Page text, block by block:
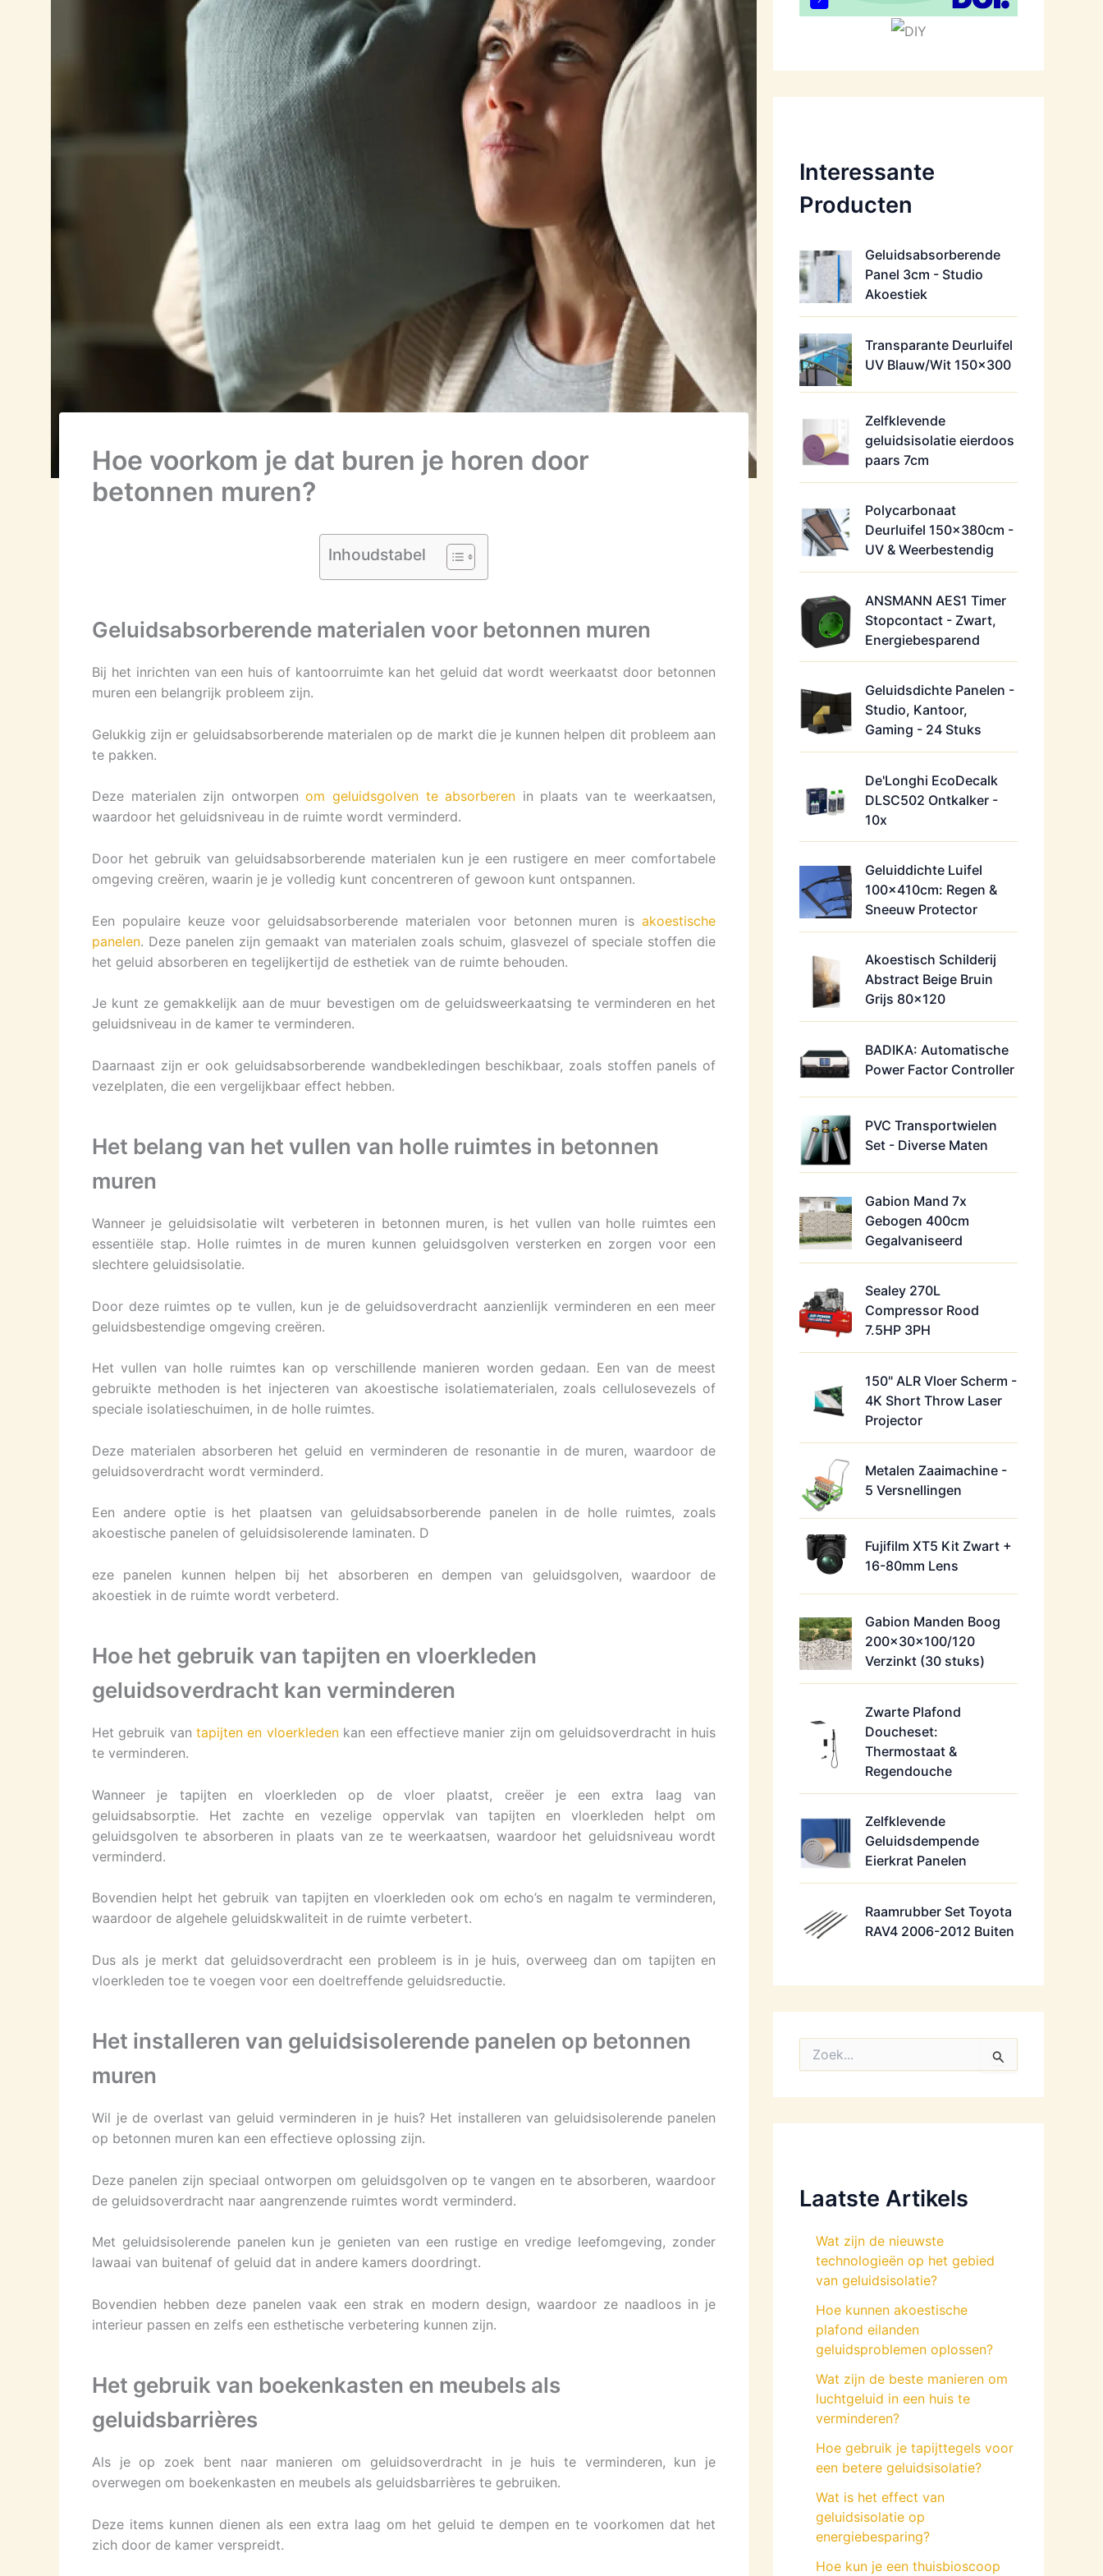
Hoe voorkom je dat buren je horen door
betonnen muren?
Inhoudstabel
Geluidsabsorberende materialen voor betonnen muren
Bij het inrichten van een huis of kantoorruimte kan het geluid dat wordt weerkaatst door betonnen
muren een belangrijk probleem zijn.
Gelukkig zijn er geluidsabsorberende materialen op de markt die je kunnen helpen dit probleem aan
te pakken.
Deze materialen zijn ontworpenom geluidsgolven te absorberen in plaats van te weerkaatsen,
waardoor het geluidsniveau in de ruimte wordt verminderd.
Door het gebruik van geluidsabsorberende materialen kun je een rustigere en meer comfortabele
omgeving creëren, waarin je je volledig kunt concentreren of gewoon kunt ontspannen.
Een populaire keuze voor geluidsabsorberende materialen voor betonnen muren is akoestische
panelen. Deze panelen zijn gemaakt van materialen zoals schuim, glasvezel of speciale stoffen die
het geluid absorberen en tegelijkertijd de esthetiek van de ruimte behouden.
Je kunt ze gemakkelijk aan de muur bevestigen om de geluidsweerkaatsing te verminderen en het
geluidsniveau in de kamer te verminderen.
Daarnaast zijn er ook geluidsabsorberende wandbekledingen beschikbaar, zoals stoffen panels of
vezelplaten, die een vergelijkbaar effect hebben.
Het belang van het vullen van holle ruimtes in betonnen
muren
Wanneer je geluidsisolatie wilt verbeteren in betonnen muren, is het vullen van holle ruimtes een
essentiële stap. Holle ruimtes in de muren kunnen geluidsgolven versterken en zorgen voor een
slechtere geluidsisolatie.
Door deze ruimtes op te vullen, kun je de geluidsoverdracht aanzienlijk verminderen en een meer
geluidsbestendige omgeving creëren.
Het vullen van holle ruimtes kan op verschillende manieren worden gedaan. Een van de meest
gebruikte methoden is het injecteren van akoestische isolatiematerialen, zoals cellulosevezels of
speciale isolatieschuimen, in de holle ruimtes.
Deze materialen absorberen het geluid en verminderen de resonantie in de muren, waardoor de
geluidsoverdracht wordt verminderd.
Een andere optie is het plaatsen van geluidsabsorberende panelen in de holle ruimtes, zoals
akoestische panelen of geluidsisolerende laminaten. D
eze panelen kunnen helpen bij het absorberen en dempen van geluidsgolven, waardoor de
akoestiek in de ruimte wordt verbeterd.
Hoe het gebruik van tapijten en vloerkleden
geluidsoverdracht kan verminderen
Het gebruik vantapijten en vloerkledenkan een effectieve manier zijn om geluidsoverdracht in huis
te verminderen.
Wanneer je tapijten en vloerkleden op de vloer plaatst, creëer je een extra laag van
geluidsabsorptie. Het zachte en vezelige oppervlak van tapijten en vloerkleden helpt om
geluidsgolven te absorberen in plaats van ze te weerkaatsen, waardoor het geluidsniveau wordt
verminderd.
Bovendien helpt het gebruik van tapijten en vloerkleden ook om echo’s en nagalm te verminderen,
waardoor de algehele geluidskwaliteit in de ruimte verbetert.
Dus als je merkt dat geluidsoverdracht een probleem is in je huis, overweeg dan om tapijten en
vloerkleden toe te voegen voor een doeltreffende geluidsreductie.
Het installeren van geluidsisolerende panelen op betonnen
muren
Wil je de overlast van geluid verminderen in je huis? Het installeren van geluidsisolerende panelen
op betonnen muren kan een effectieve oplossing zijn.
Deze panelen zijn speciaal ontworpen om geluidsgolven op te vangen en te absorberen, waardoor
de geluidsoverdracht naar aangrenzende ruimtes wordt verminderd.
Met geluidsisolerende panelen kun je genieten van een rustige en vredige leefomgeving, zonder
lawaai van buitenaf of geluid dat in andere kamers doordringt.
Bovendien hebben deze panelen vaak een strak en modern design, waardoor ze naadloos in je
interieur passen en zelfs een esthetische verbetering kunnen zijn.
Het gebruik van boekenkasten en meubels als
geluidsbarrières
Als je op zoek bent naar manieren om geluidsoverdracht in je huis te verminderen, kun je
overwegen om boekenkasten en meubels als geluidsbarrières te gebruiken.
Deze items kunnen dienen als een extra laag om het geluid te dempen en te voorkomen dat het
zich door de kamer verspreidt.
Interessante
Producten
Geluidsabsorberende
Panel 3cm - Studio
Akoestiek
Transparante Deurluifel
UV Blauw/Wit 150x300
Zelfklevende
geluidsisolatie eierdoos
paars 7cm
Polycarbonaat
Deurluifel 150x380cm -
UV & Weerbestendig
ANSMANN AES1 Timer
Stopcontact - Zwart,
Energiebesparend
Geluidsdichte Panelen -
Studio, Kantoor,
Gaming - 24 Stuks
De'Longhi EcoDecalk
DLSC502 Ontkalker -
10x
Geluiddichte Luifel
100x410cm: Regen &
Sneeuw Protector
Akoestisch Schilderij
Abstract Beige Bruin
Grijs 80x120
BADIKA: Automatische
Power Factor Controller
PVC Transportwielen
Set - Diverse Maten
Gabion Mand 7x
Gebogen 400cm
Gegalvaniseerd
Sealey 270L
Compressor Rood
7.5HP 3PH
150" ALR Vloer Scherm -
4K Short Throw Laser
Projector
Metalen Zaaimachine -
5 Versnellingen
Fujifilm XT5 Kit Zwart +
16-80mm Lens
Gabion Manden Boog
200x30x100/120
Verzinkt (30 stuks)
Zwarte Plafond
Doucheset:
Thermostaat &
Regendouche
Zelfklevende
Geluidsdempende
Eierkrat Panelen
Raamrubber Set Toyota
RAV4 2006-2012 Buiten
o
n
Laatste Artikels
Wat zijn de nieuwste
technologieën op het gebied
van geluidsisolatie?
Hoe kunnen akoestische
plafond eilanden
geluidsproblemen oplossen?
Wat zijn de beste manieren om
luchtgeluid in een huis te
verminderen?
Hoe gebruik je tapijttegels voor
een betere geluidsisolatie?
Wat is het effect van
geluidsisolatie op
energiebesparing?
Hoe kun je een thuisbioscoop